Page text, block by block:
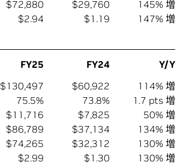
$72,880 $29,760
145% 増
$2.94 $1.19
147% 増
FY25 FY24
Y/Y
$130,497 $60,922
114% 増
75.5% 73.8%
1.7 pts 増
$11,716 $7,825
50% 増
$86,789 $37,134
134% 増
$74,265 $32,312
130% 増
$2.99 $1.30
130% 増